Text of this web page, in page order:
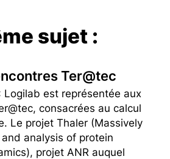
sujet :
Ter@tec
Logilab est représentée aux
consacrées au calcul
Le projet Thaler (Massively
analysis of protein
projet ANR auquel